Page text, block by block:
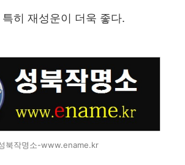
히 재성운이 더욱 좋다.
북작명소-www.ename.kr